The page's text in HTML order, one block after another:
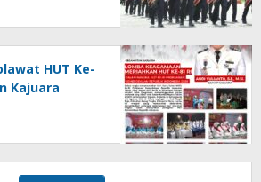
HUT Ke-
Kajuara